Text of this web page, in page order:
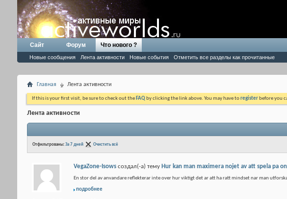
Сайт Форум Что нового ?
Новые сообщения Лента активности Новые события Отметить все разделы как прочитанные
Главная Лента активности
If this is your first visit, be sure to check out the FAQ by clicking the link above. You may have toregister before you
Лента активности
Отфильтрованы: За 7 дней Очистить всё
VegaZone-Isows создал(-а) тему Hur kan man maximera nojet av att spela pa
En stor del av anvandare reflekterar inte over hur viktigt det ar att ha ratt mindset nar man
подробнее